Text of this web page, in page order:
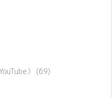
） (69)